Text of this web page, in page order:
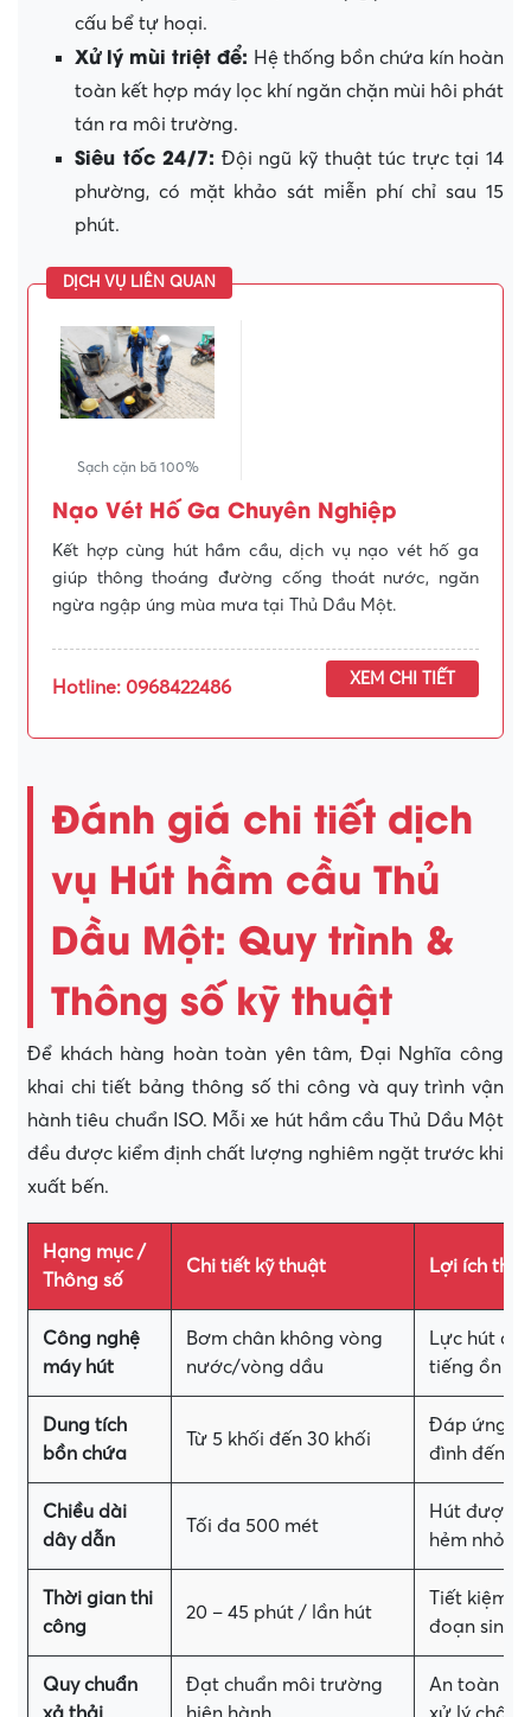
cấu bể tự hoại.
Xử lý mùi triệt để: Hệ thống bồn chứa kín hoàn
toàn kết hợp máy lọc khí ngăn chặn mùi hôi phát
tán ra môi trường.
Siêu tốc 24/7: Đội ngũ kỹ thuật túc trực tại 14
phường, có mặt khảo sát miễn phí chỉ sau 15
phút.
DỊCH VỤ LIÊN QUAN
Sạch cặn bã 100%
Nạo Vét Hố Ga Chuyên Nghiệp
Kết hợp cùng hút hầm cầu, dịch vụ nạo vét hố ga
giúp thông thoáng đường cống thoát nước, ngăn
ngừa ngập úng mùa mưa tại Thủ Dầu Một.
Hotline: 0968422486 XEM CHI TIẾT
Đánh giá chi tiết dịch
vụ Hút hầm cầu Thủ
Dầu Một: Quy trình &
Thông số kỹ thuật
Để khách hàng hoàn toàn yên tâm, Đại Nghĩa công
khai chi tiết bảng thông số thi công và quy trình vận
hành tiêu chuẩn ISO. Mỗi xe hút hầm cầu Thủ Dầu Một
đều được kiểm định chất lượng nghiêm ngặt trước khi
xuất bến.
Hạng mục /
Thông số
Chi tiết kỹ thuật Lợi ích
Công nghệ
máy hút
Bơm chân không vòng
nước/vòng dầu
Lực hút
tiếng ồn
Dung tích
bồn chứa
Từ 5 khối đến 30 khối
Đáp ứng
đình đến
Chiều dài
dây dẫn
Tối đa 500 mét
Hút được
hẻm nhỏ
Thời gian thi
công
20 – 45 phút / lần hút
Tiết kiệm
đoạn sinh
Quy chuẩn
Đạt chuẩn môi trường
An toàn